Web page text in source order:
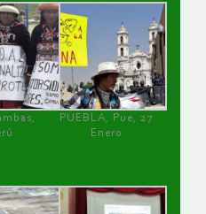
PUEBLA, Pue, 27
Enero